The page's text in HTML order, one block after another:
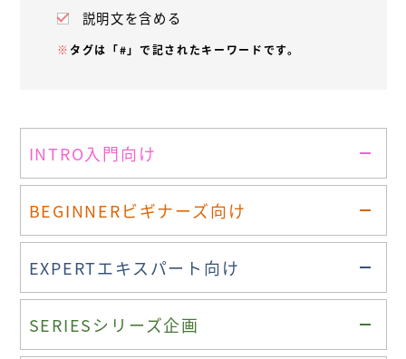
説明文を含める
※ タグは「#」で記されたキーワードです。
INTRO入門向け
BEGINNERビギナーズ向け
EXPERTエキスパート向け
SERIESシリーズ企画